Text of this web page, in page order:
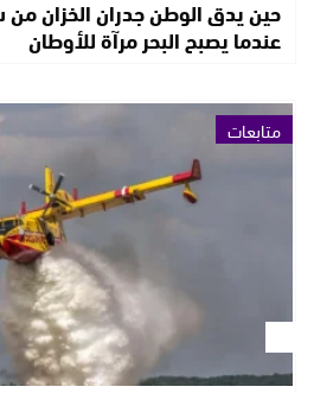
حين يدق الوطن جدران الخزان
عندما يصبح البحر مرآة للأوطان
متابعات